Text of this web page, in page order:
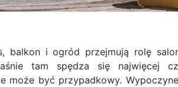
balkon i ogród przejmują rolę
tam spędza się najwięcej
może być przypadkowy.